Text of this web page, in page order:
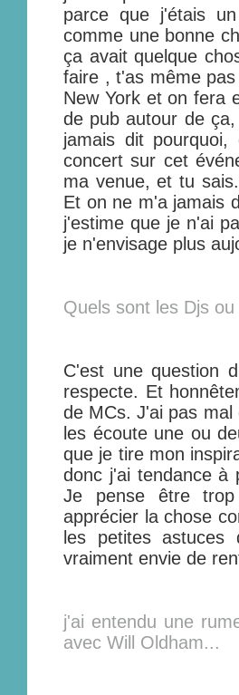
parce que j'étais
comme une bonne
ça avait quelque
faire , t'as même
New York et on fera
de pub autour de
jamais dit
concert sur cet
ma venue, et tu
Et on ne m'a jamais
j'estime que je n'ai
je n'envisage plus
Quels sont les Djs
C'est une question
respecte. Et
de MCs. J'ai pas
les écoute une ou
que je tire mon
donc j'ai tendance à
Je pense être
apprécier la chose
les petites
vraiment envie de
j'ai entendu une
avec Will Oldham...